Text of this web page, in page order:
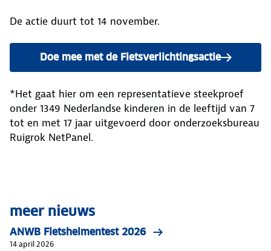
De actie duurt tot 14 november.
Doe mee met de Fietsverlichtingsactie
*Het gaat hier om een representatieve steekproef
onder 1349 Nederlandse kinderen in de leeftijd van 7
tot en met 17 jaar uitgevoerd door onderzoeksbureau
Ruigrok NetPanel.
meer nieuws
ANWB Fietshelmentest 2026
14 april 2026